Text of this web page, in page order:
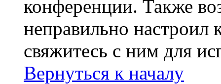
конференции. Также
неправильно
свяжитесь с ним для
Вернуться к началу